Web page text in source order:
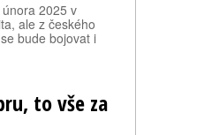
2025 v
ale z českého
bude bojovat i
to vše za